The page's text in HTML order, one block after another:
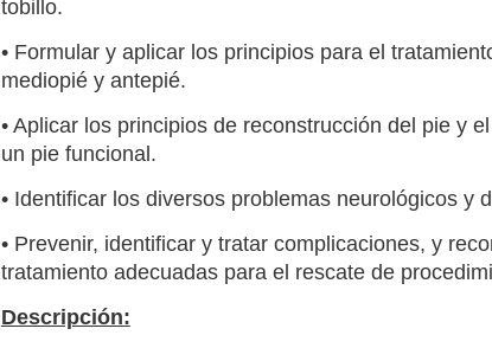
tobillo.
• Formular y aplicar los principios para el
mediopié y antepié.
• Aplicar los principios de reconstrucción del pie y
un pie funcional.
• Identificar los diversos problemas neurológicos y
• Prevenir, identificar y tratar complicaciones, y
tratamiento adecuadas para el rescate de
Descripción: